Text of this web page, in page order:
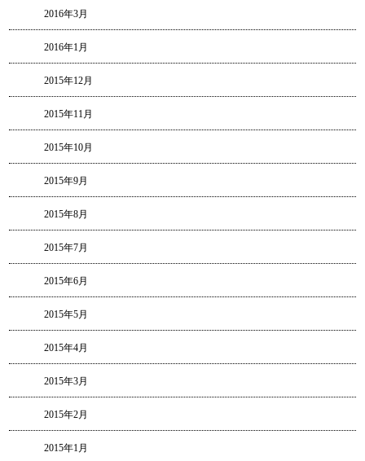
2016年3月
2016年1月
2015年12月
2015年11月
2015年10月
2015年9月
2015年8月
2015年7月
2015年6月
2015年5月
2015年4月
2015年3月
2015年2月
2015年1月